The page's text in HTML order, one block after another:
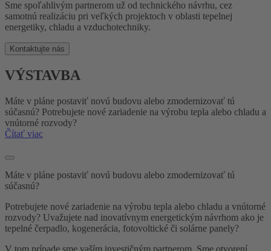
Sme spoľahlivým partnerom už od technického návrhu, cez
samotnú realizáciu pri veľkých projektoch v oblasti tepelnej
energetiky, chladu a vzduchotechniky.
Kontaktujte nás
VÝSTAVBA
Máte v pláne postaviť novú budovu alebo zmodernizovať tú
súčasnú? Potrebujete nové zariadenie na výrobu tepla alebo chladu a
vnútorné rozvody?
Čítať viac
Máte v pláne postaviť novú budovu alebo zmodernizovať tú
súčasnú?
Potrebujete nové zariadenie na výrobu tepla alebo chladu a vnútorné
rozvody? Uvažujete nad inovatívnym energetickým návrhom ako je
tepelné čerpadlo, kogenerácia, fotovoltické či solárne panely?
V tom prípade sme vaším investičným partnerom. Sme otvorení